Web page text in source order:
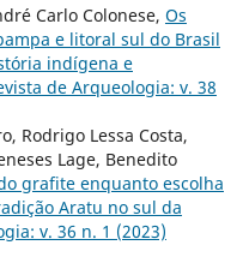
Carlo Colonese, Os
e litoral sul do Brasil
indígena e
de Arqueologia: v. 38
Rodrigo Lessa Costa,
Lage, Benedito
grafite enquanto escolha
Aratu no sul da
v. 36 n. 1 (2023)